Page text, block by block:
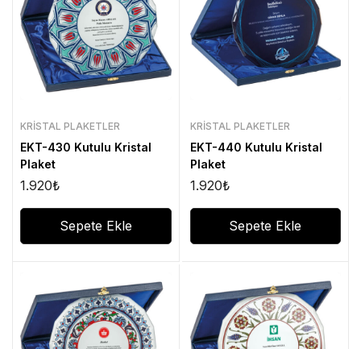
KRISTAL PLAKETLER
EKT-430 Kutulu Kristal
Plaket
1.920₺
Sepete Ekle
KRISTAL PLAKETLER
EKT-440 Kutulu Kristal
Plaket
1.920₺
Sepete Ekle